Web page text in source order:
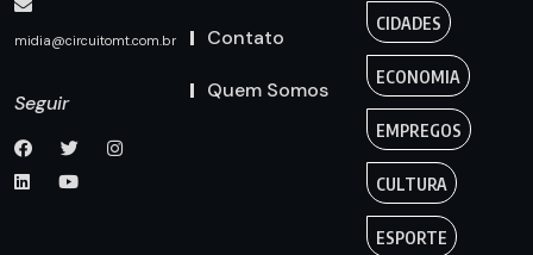
midia@circuitomt.com.br
Seguir
Contato
Quem Somos
CIDADES
ECONOMIA
EMPREGOS
CULTURA
ESPORTE